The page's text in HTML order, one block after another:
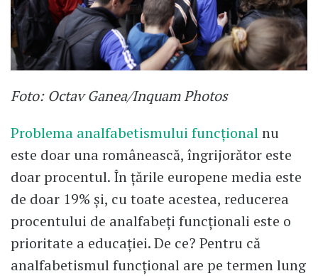
Foto: Octav Ganea/Inquam Photos
Problema analfabetismului funcționalnu
este doar una românească, îngrijorător este
doar procentul. În țările europene media este
de doar 19% și, cu toate acestea, reducerea
procentului de analfabeți funcționali este o
prioritate a educației. De ce? Pentru că
analfabetismul funcțional are pe termen lung